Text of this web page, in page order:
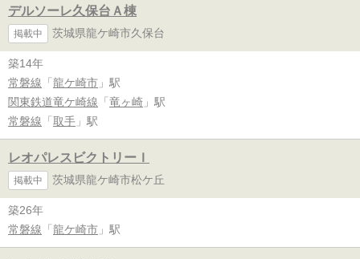
デルソーレ久保台Ａ棟
掲載中 茨城県龍ケ崎市久保台
築14年
常磐線 「 龍ケ崎市 」駅
関東鉄道竜ケ崎線 「 竜ヶ崎 」駅
常磐線 「 取手 」駅
レオパレスビクトリーＩ
掲載中 茨城県龍ケ崎市松ケ丘
築26年
常磐線 「 龍ケ崎市 」駅